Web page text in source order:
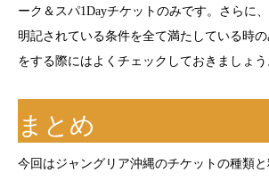
ーク＆スパ1Dayチケットのみです。さらに
明記されている条件を全て満たしている時
をする際にはよくチェックしておきましょう
まとめ
今回はジャングリア沖縄のチケットの種類